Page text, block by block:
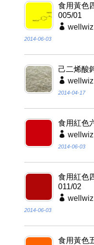
食用黃色
005/01
wellwiz
2014-06-03
己二烯酸
wellwiz
2014-04-17
食用紅色
wellwiz
2014-06-03
食用紅色
011/02
wellwiz
2014-06-03
食用黃色